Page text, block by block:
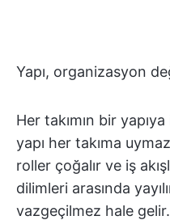
Yapı, organizasyon
Her takımın bir
yapı her takıma
roller çoğalır ve iş
dilimleri arasında
vazgeçilmez hale